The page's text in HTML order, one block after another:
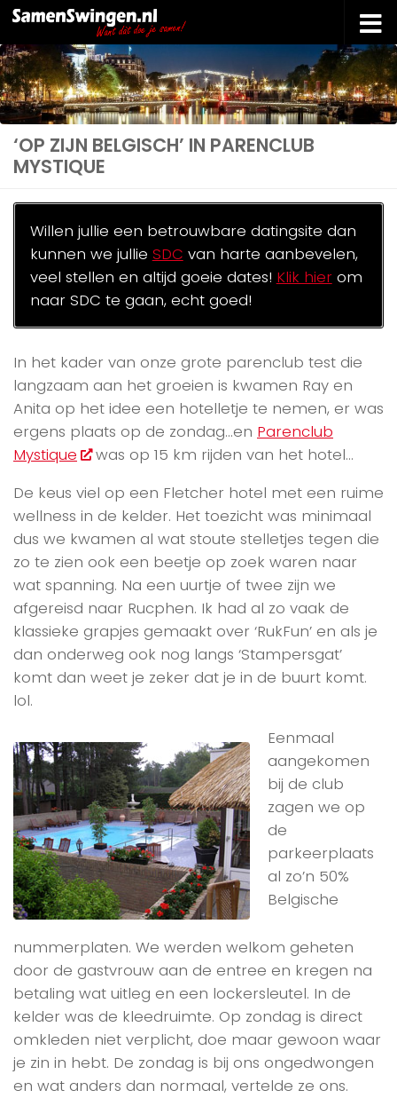
Doorgaan naar inhoud
‘OP ZIJN BELGISCH’ IN PARENCLUB
MYSTIQUE
Willen jullie een betrouwbare datingsite dan
kunnen we jullie SDC van harte aanbevelen,
veel stellen en altijd goeie dates! Klik hierom
naar SDC te gaan, echt goed!
In het kader van onze grote parenclub test die
langzaam aan het groeien is kwamen Ray en
Anita op het idee een hotelletje te nemen, er was
ergens plaats op de zondag…en Parenclub
Mystique
was op 15 km rijden van het hotel…
De keus viel op een Fletcher hotel met een ruime
wellness in de kelder. Het toezicht was minimaal
dus we kwamen al wat stoute stelletjes tegen die
zo te zien ook een beetje op zoek waren naar
wat spanning. Na een uurtje of twee zijn we
afgereisd naar Rucphen. Ik had al zo vaak de
klassieke grapjes gemaakt over ‘RukFun’ en als je
dan onderweg ook nog langs ‘Stampersgat’
komt dan weet je zeker dat je in de buurt komt.
lol.
Eenmaal
aangekomen
bij de club
zagen we op
de
parkeerplaats
al zo’n 50%
Belgische
nummerplaten. We werden welkom geheten
door de gastvrouw aan de entree en kregen na
betaling wat uitleg en een lockersleutel. In de
kelder was de kleedruimte. Op zondag is direct
omkleden niet verplicht, doe maar gewoon waar
je zin in hebt. De zondag is bij ons ongedwongen
en wat anders dan normaal, vertelde ze ons.